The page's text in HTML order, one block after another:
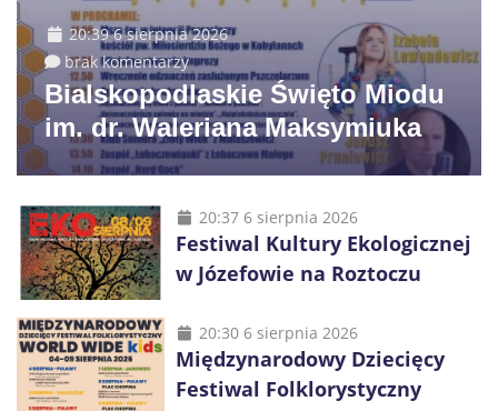
20:39 6 sierpnia 2026
brak komentarzy
Bialskopodlaskie Święto Miodu
im. dr. Waleriana Maksymiuka
20:37 6 sierpnia 2026
Festiwal Kultury Ekologicznej
w Józefowie na Roztoczu
20:30 6 sierpnia 2026
Międzynarodowy Dziecięcy
Festiwal Folklorystyczny